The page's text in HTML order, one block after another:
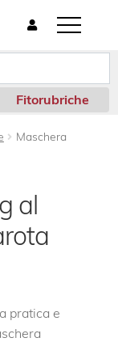
T
o
g
l
e
Fitorubriche
Maschera
al
pratica e